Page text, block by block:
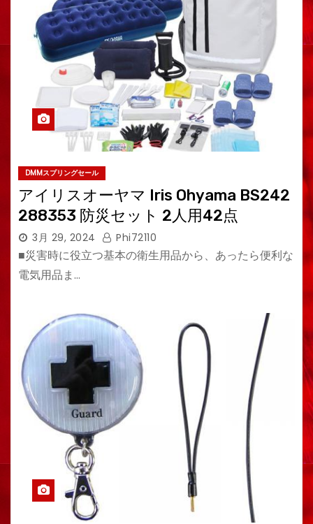
DMMスプリングセール
アイリスオーヤマ Iris Ohyama BS242
288353 防災セット 2人用42点
3月 29, 2024 Phi72110
■災害時に役立つ基本の衛生用品から、あったら便利な
電気用品ま…